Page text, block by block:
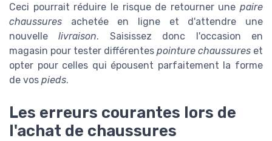
Ceci pourrait réduire le risque de retourner une paire
chaussures achetée en ligne et d'attendre une
nouvellelivraison. Saisissez donc l'occasion en
magasin pour tester différentes pointure chaussures et
opter pour celles qui épousent parfaitement la forme
de vos pieds.
Les erreurs courantes lors de
l'achat de chaussures